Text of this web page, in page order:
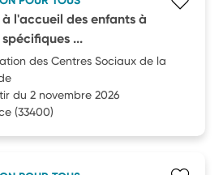
l'accueil des enfants à
...
des Centres Sociaux de la
du 2 novembre 2026
(33400)